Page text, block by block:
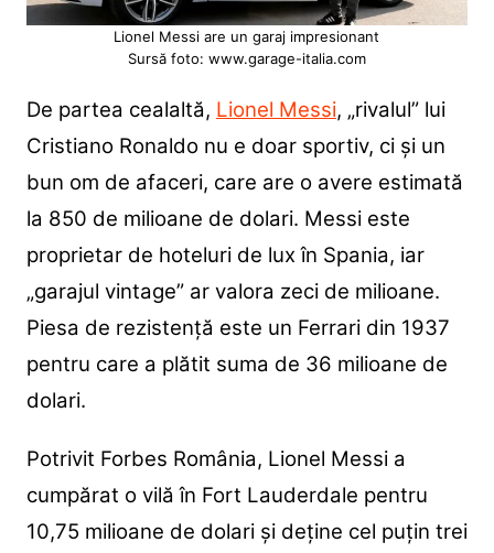
Lionel Messi are un garaj impresionant
Sursă foto: www.garage-italia.com
De partea cealaltă, Lionel Messi, „rivalul” lui
Cristiano Ronaldo nu e doar sportiv, ci și un
bun om de afaceri, care are o avere estimată
la 850 de milioane de dolari. Messi este
proprietar de hoteluri de lux în Spania, iar
„garajul vintage” ar valora zeci de milioane.
Piesa de rezistență este un Ferrari din 1937
pentru care a plătit suma de 36 milioane de
dolari.
Potrivit Forbes România, Lionel Messi a
cumpărat o vilă în Fort Lauderdale pentru
10,75 milioane de dolari și deține cel puțin trei